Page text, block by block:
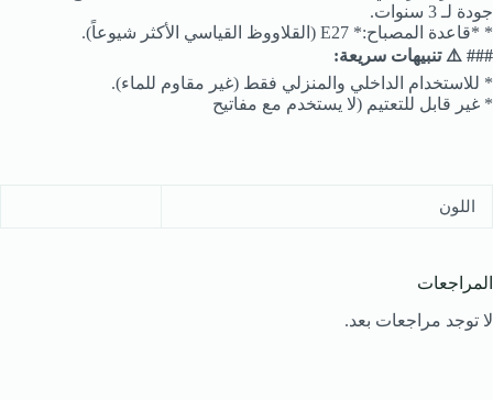
جودة لـ 3 سنوات.
* *قاعدة المصباح:* E27 (القلاووظ القياسي الأكثر شيوعاً).
### ⚠️ تنبيهات سريعة:
* للاستخدام الداخلي والمنزلي فقط (غير مقاوم للماء).
* غير قابل للتعتيم (لا يستخدم مع مفاتيح
اللون
المراجعات
لا توجد مراجعات بعد.